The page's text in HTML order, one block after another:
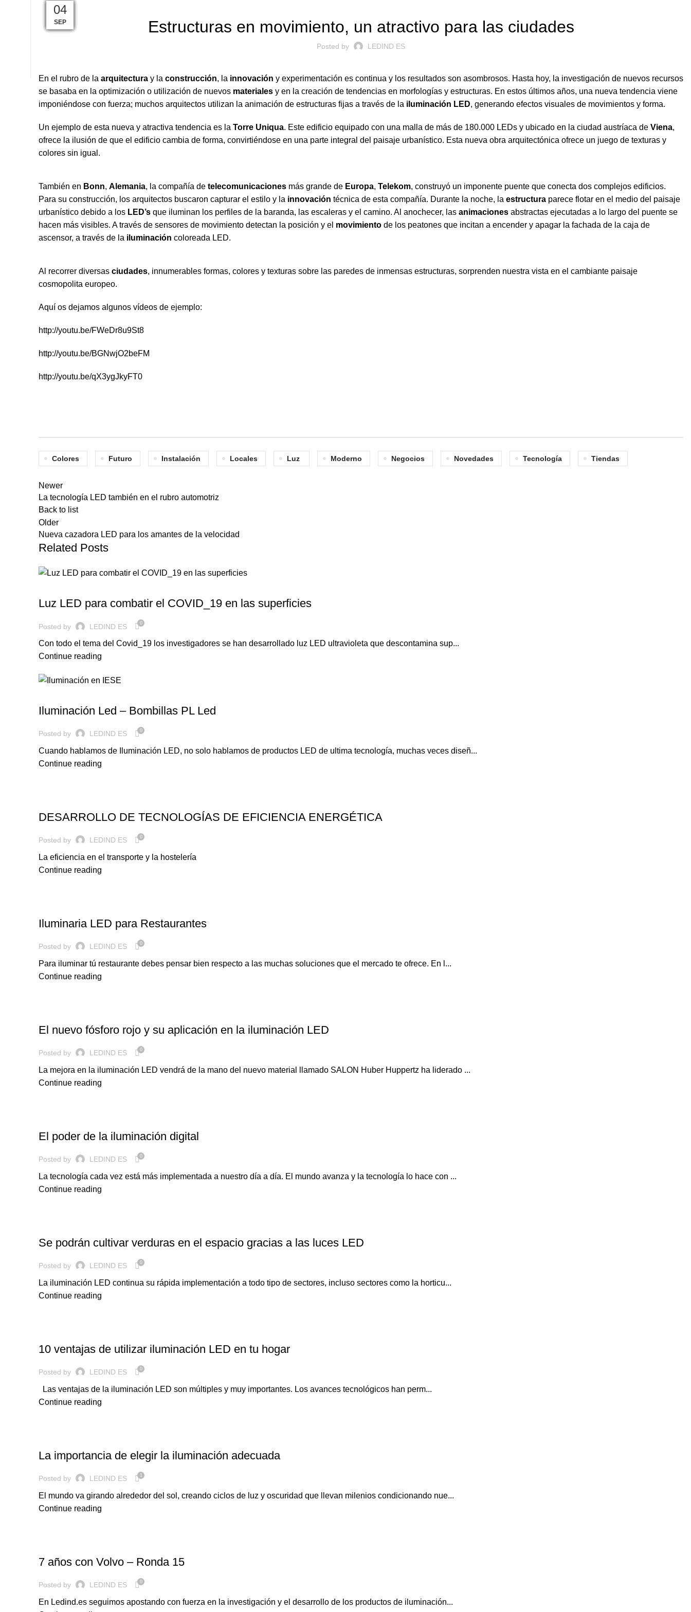
Estructuras en movimiento, un atractivo para las ciudades
Posted by LEDIND ES
En el rubro de la arquitectura y la construcción, la innovación y experimentación es continua y los resultados son asombrosos. Hasta hoy, la investigación de nuevos recursos
se basaba en la optimización o utilización de nuevos materiales y en la creación de tendencias en morfologías y estructuras. En estos últimos años, una nueva tendencia viene
imponiéndose con fuerza; muchos arquitectos utilizan la animación de estructuras fijas a través de la iluminación LED, generando efectos visuales de movimientos y forma.
Un ejemplo de esta nueva y atractiva tendencia es la Torre Uniqua. Este edificio equipado con una malla de más de 180.000 LEDs y ubicado en la ciudad austríaca de Viena,
ofrece la ilusión de que el edificio cambia de forma, convirtiéndose en una parte integral del paisaje urbanístico. Esta nueva obra arquitectónica ofrece un juego de texturas y
colores sin igual.
También en Bonn, Alemania, la compañía de telecomunicaciones más grande de Europa, Telekom, construyó un imponente puente que conecta dos complejos edificios.
Para su construcción, los arquitectos buscaron capturar el estilo y la innovación técnica de esta compañía. Durante la noche, la estructura parece flotar en el medio del paisaje
urbanístico debido a los LED’s que iluminan los perfiles de la baranda, las escaleras y el camino. Al anochecer, las animaciones abstractas ejecutadas a lo largo del puente se
hacen más visibles. A través de sensores de movimiento detectan la posición y el movimiento de los peatones que incitan a encender y apagar la fachada de la caja de
ascensor, a través de la iluminación coloreada LED.
Al recorrer diversas ciudades, innumerables formas, colores y texturas sobre las paredes de inmensas estructuras, sorprenden nuestra vista en el cambiante paisaje
cosmopolita europeo.
Aquí os dejamos algunos vídeos de ejemplo:
http://youtu.be/FWeDr8u9St8
http://youtu.be/BGNwjO2beFM
http://youtu.be/qX3ygJkyFT0
Colores Futuro Instalación Locales Luz Moderno Negocios Novedades Tecnología Tiendas
Newer
La tecnología LED también en el rubro automotriz
Back to list
Older
Nueva cazadora LED para los amantes de la velocidad
Related Posts
24
ABR
Luz LED para combatir el COVID_19 en las superficies
Posted by LEDIND ES 0
Con todo el tema del Covid_19 los investigadores se han desarrollado luz LED ultravioleta que descontamina sup...
Continue reading
01
ENE
Iluminación Led – Bombillas PL Led
Posted by LEDIND ES 0
Cuando hablamos de Iluminación LED, no solo hablamos de productos LED de ultima tecnología, muchas veces diseñ...
Continue reading
27
MAY
DESARROLLO DE TECNOLOGÍAS DE EFICIENCIA ENERGÉTICA
Posted by LEDIND ES 0
La eficiencia en el transporte y la hostelería
Continue reading
14
MAY
Iluminaria LED para Restaurantes
Posted by LEDIND ES 0
Para iluminar tú restaurante debes pensar bien respecto a las muchas soluciones que el mercado te ofrece. En l...
Continue reading
07
MAY
El nuevo fósforo rojo y su aplicación en la iluminación LED
Posted by LEDIND ES 0
La mejora en la iluminación LED vendrá de la mano del nuevo material llamado SALON Huber Huppertz ha liderado ...
Continue reading
19
MAR
El poder de la iluminación digital
Posted by LEDIND ES 0
La tecnología cada vez está más implementada a nuestro día a día. El mundo avanza y la tecnología lo hace con ...
Continue reading
18
FEB
Se podrán cultivar verduras en el espacio gracias a las luces LED
Posted by LEDIND ES 0
La iluminación LED continua su rápida implementación a todo tipo de sectores, incluso sectores como la horticu...
Continue reading
18
FEB
10 ventajas de utilizar iluminación LED en tu hogar
Posted by LEDIND ES 0
Las ventajas de la iluminación LED son múltiples y muy importantes. Los avances tecnológicos han perm...
Continue reading
29
ENE
La importancia de elegir la iluminación adecuada
Posted by LEDIND ES 1
El mundo va girando alrededor del sol, creando ciclos de luz y oscuridad que llevan milenios condicionando nue...
Continue reading
21
ENE
7 años con Volvo – Ronda 15
Posted by LEDIND ES 0
En Ledind.es seguimos apostando con fuerza en la investigación y el desarrollo de los productos de iluminación...
22
OCT
04
SEP